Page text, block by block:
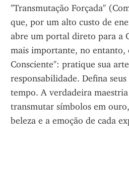
"Transmutação Forçada"
que, por um alto custo de
abre um portal direto para a
mais importante, no entanto,
Consciente": pratique sua
responsabilidade. Defina
tempo. A verdadeira
transmutar símbolos em
beleza e a emoção de cada